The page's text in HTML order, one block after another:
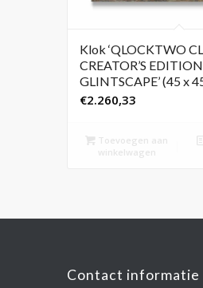
Klok ‘QLOCKTWO
CREATOR’S EDITION
GLINTSCAPE’ (45 x
€2.260,33
Toevoegen aan
winkelwagen
Contact informatie